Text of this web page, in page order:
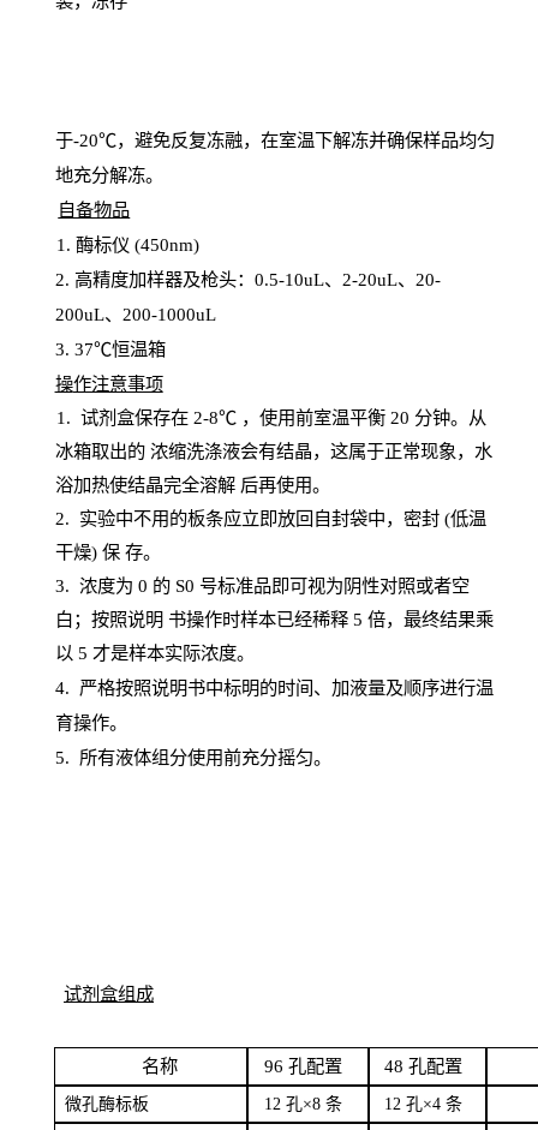
于-20℃，避免反复冻融，在室温下解冻并确保样品均匀
地充分解冻。
自备物品
1 . 酶标仪 (450nm)
2. 高精度加样器及枪头： 0.5-10uL、 2-20uL、 20-
200uL、 200-1000uL
3. 37℃恒温箱
操作注意事项
1. 试剂盒保存在 2-8℃ ，使用前室温平衡 20 分钟。从
冰箱取出的 浓缩洗涤液会有结晶，这属于正常现象，水
浴加热使结晶完全溶解 后再使用。
2. 实验中不用的板条应立即放回自封袋中，密封(低温
干燥) 保 存。
3. 浓度为 0 的 S0 号标准品即可视为阴性对照或者空
白；按照说明 书操作时样本已经稀释5 倍，最终结果乘
以 5 才是样本实际浓度。
4. 严格按照说明书中标明的时间、加液量及顺序进行温
育操作。
5. 所有液体组分使用前充分摇匀。
试剂盒组成
名称 96 孔配置 48 孔配置
微孔酶标板 12 孔×8 条 12 孔×4 条